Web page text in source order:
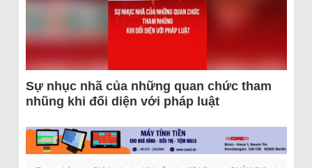
Sự nhục nhã của những quan chức tham
nhũng khi đối diện với pháp luật